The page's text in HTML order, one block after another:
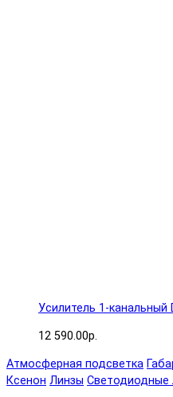
Усилитель 1-канальный
12 590.00р.
Атмосферная подсветка
Ксенон Линзы Светодиодные